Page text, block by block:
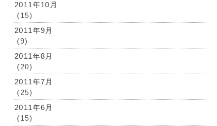
2011年10月
(15)
2011年9月
(9)
2011年8月
(20)
2011年7月
(25)
2011年6月
(15)